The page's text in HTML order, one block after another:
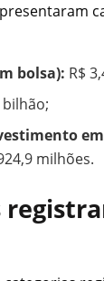
bolsa): R$
bilhão;
em
milhões.